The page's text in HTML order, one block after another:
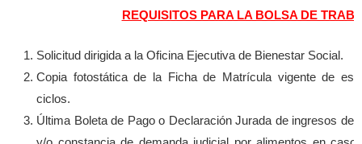
REQUISITOS PARA LA BOLSA DE
Solicitud dirigida a la Oficina Ejecutiva de Bienestar Social.
Copia fotostática de la Ficha de Matrícula vigente de
ciclos.
Última Boleta de Pago o Declaración Jurada de ingresos de